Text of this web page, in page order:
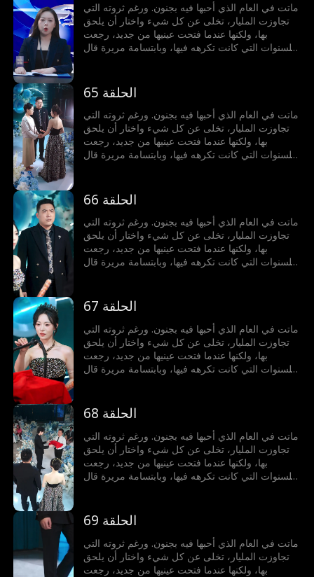
ماتت في العام الذي أحبها فيه بجنون. ورغم ثروته التي
تجاوزت المليار، تخلى عن كل شيء واختار أن يلحق
بها، ولكنها عندما فتحت عينيها من جديد، رجعت
للسنوات التي كانت تكرهه فيها، وبابتسامة مريرة قال
الحلقة 65
ماتت في العام الذي أحبها فيه بجنون. ورغم ثروته التي
تجاوزت المليار، تخلى عن كل شيء واختار أن يلحق
بها، ولكنها عندما فتحت عينيها من جديد، رجعت
للسنوات التي كانت تكرهه فيها، وبابتسامة مريرة قال
الحلقة 66
ماتت في العام الذي أحبها فيه بجنون. ورغم ثروته التي
تجاوزت المليار، تخلى عن كل شيء واختار أن يلحق
بها، ولكنها عندما فتحت عينيها من جديد، رجعت
للسنوات التي كانت تكرهه فيها، وبابتسامة مريرة قال
الحلقة 67
ماتت في العام الذي أحبها فيه بجنون. ورغم ثروته التي
تجاوزت المليار، تخلى عن كل شيء واختار أن يلحق
بها، ولكنها عندما فتحت عينيها من جديد، رجعت
للسنوات التي كانت تكرهه فيها، وبابتسامة مريرة قال
الحلقة 68
ماتت في العام الذي أحبها فيه بجنون. ورغم ثروته التي
تجاوزت المليار، تخلى عن كل شيء واختار أن يلحق
بها، ولكنها عندما فتحت عينيها من جديد، رجعت
للسنوات التي كانت تكرهه فيها، وبابتسامة مريرة قال
الحلقة 69
ماتت في العام الذي أحبها فيه بجنون. ورغم ثروته التي
تجاوزت المليار، تخلى عن كل شيء واختار أن يلحق
بها، ولكنها عندما فتحت عينيها من جديد، رجعت